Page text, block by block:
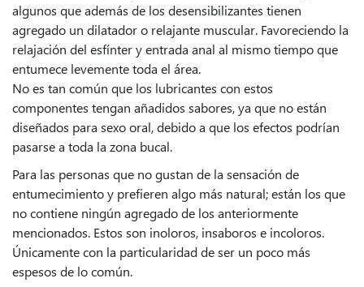
algunos que además de los desensibilizantes tienen
agregado un dilatador o relajante muscular. Favoreciendo la
relajación del esfínter y entrada anal al mismo tiempo que
entumece levemente toda el área.
No es tan común que los lubricantes con estos
componentes tengan añadidos sabores, ya que no están
diseñados para sexo oral, debido a que los efectos podrían
pasarse a toda la zona bucal.
Para las personas que no gustan de la sensación de
entumecimiento y prefieren algo más natural; están los que
no contiene ningún agregado de los anteriormente
mencionados. Estos son inoloros, insaboros e incoloros.
Únicamente con la particularidad de ser un poco más
espesos de lo común.